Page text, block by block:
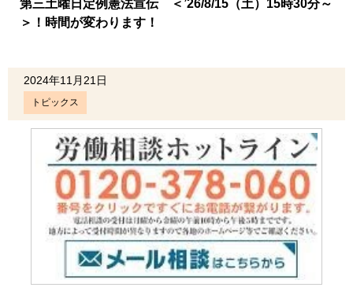
第三土曜日定例憲法宣伝 ＜’26/8/15（土）15時30分～
＞！時間が変わります！
2024年11月21日
トピックス